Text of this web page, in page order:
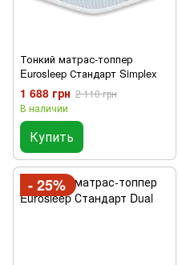
Тонкий матрас-топпер
Eurosleep Стандарт Simplex
1 688 грн 2 110 грн
В наличии
Купить
- 25%